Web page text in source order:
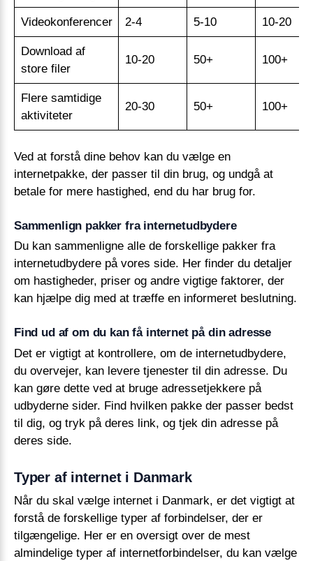
Videokonferencer 2-4 5-10 10-20
Download af
store filer
10-20 50+ 100+
Flere samtidige
aktiviteter
20-30 50+ 100+
Ved at forstå dine behov kan du vælge en
internetpakke, der passer til din brug, og undgå at
betale for mere hastighed, end du har brug for.
Sammenlign pakker fra internetudbydere
Du kan sammenligne alle de forskellige pakker fra
internetudbydere på vores side. Her finder du detaljer
om hastigheder, priser og andre vigtige faktorer, der
kan hjælpe dig med at træffe en informeret beslutning.
Find ud af om du kan få internet på din adresse
Det er vigtigt at kontrollere, om de internetudbydere,
du overvejer, kan levere tjenester til din adresse. Du
kan gøre dette ved at bruge adressetjekkere på
udbyderne sider. Find hvilken pakke der passer bedst
til dig, og tryk på deres link, og tjek din adresse på
deres side.
Typer af internet i Danmark
Når du skal vælge internet i Danmark, er det vigtigt at
forstå de forskellige typer af forbindelser, der er
tilgængelige. Her er en oversigt over de mest
almindelige typer af internetforbindelser, du kan vælge